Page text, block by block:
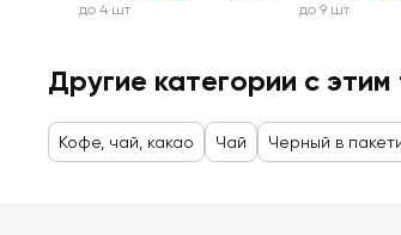
до 4 шт до 9 шт
Другие категории с
Кофе, чай, какао Чай Черный в